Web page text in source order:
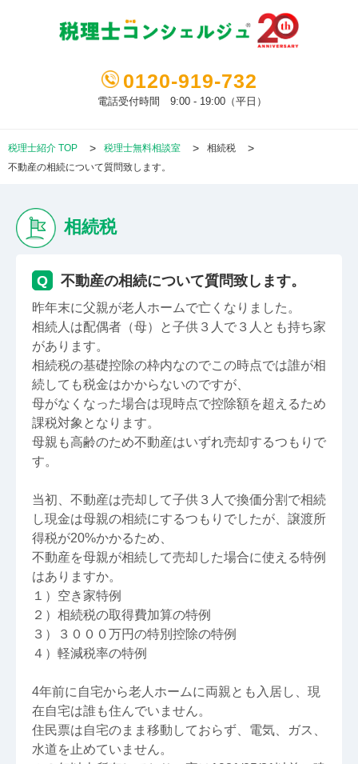
0120-919-732
電話受付時間 9:00 - 19:00（平日）
税理士紹介 TOP 税理士無料相談室
相続税
不動産の相続について質問致します。
相続税
Q 不動産の相続について質問致します。
昨年末に父親が老人ホームで亡くなりました。
相続人は配偶者（母）と子供３人で３人とも持ち家
があります。
相続税の基礎控除の枠内なのでこの時点では誰が相
続しても税金はかからないのですが、
母がなくなった場合は現時点で控除額を超えるため
課税対象となります。
母親も高齢のため不動産はいずれ売却するつもりで
す。
当初、不動産は売却して子供３人で換価分割で相続
し現金は母親の相続にするつもりでしたが、譲渡所
得税が20%かかるため、
不動産を母親が相続して売却した場合に使える特例
はありますか。
１）空き家特例
２）相続税の取得費加算の特例
３）３０００万円の特別控除の特例
４）軽減税率の特例
4年前に自宅から老人ホームに両親とも入居し、現
在自宅は誰も住んでいません。
住民票は自宅のまま移動しておらず、電気、ガス、
水道を止めていません。